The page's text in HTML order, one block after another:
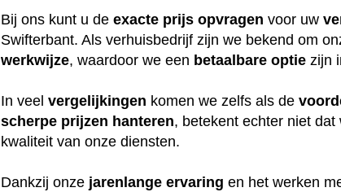
Bij ons kunt u deexacte prijs opvragen voor uw
Swifterbant. Als verhuisbedrijf zijn we bekend om
werkwijze, waardoor we een betaalbare optie zijn
In veelvergelijkingen komen we zelfs als de
scherpe prijzen hanteren, betekent echter niet
kwaliteit van onze diensten.
Dankzij onze jarenlange ervaring en het werken